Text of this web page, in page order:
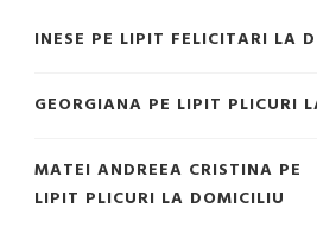
INESE PE LIPIT FELICITARI LA
GEORGIANA PE LIPIT PLICURI
MATEI ANDREEA CRISTINA PE
LIPIT PLICURI LA DOMICILIU